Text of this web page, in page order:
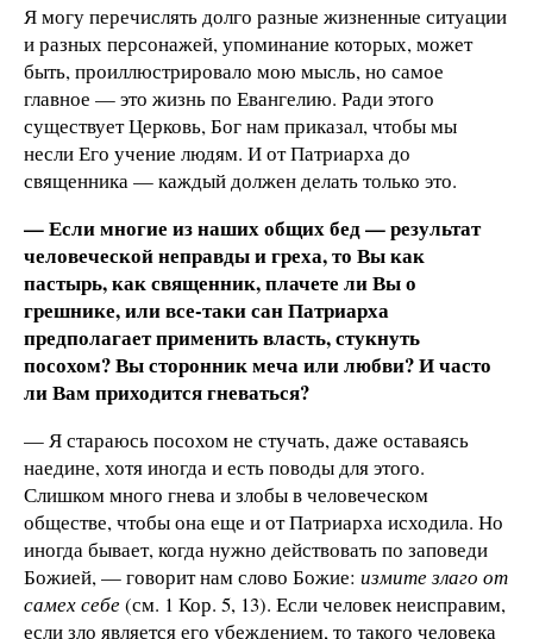
Я могу перечислять долго разные жизненные ситуации
и разных персонажей, упоминание которых, может
быть, проиллюстрировало мою мысль, но самое
главное — это жизнь по Евангелию. Ради этого
существует Церковь, Бог нам приказал, чтобы мы
несли Его учение людям. И от Патриарха до
священника — каждый должен делать только это.
— Если многие из наших общих бед — результат
человеческой неправды и греха, то Вы как
пастырь, как священник, плачете ли Вы о
грешнике, или все-таки сан Патриарха
предполагает применить власть, стукнуть
посохом? Вы сторонник меча или любви? И часто
ли Вам приходится гневаться?
— Я стараюсь посохом не стучать, даже оставаясь
наедине, хотя иногда и есть поводы для этого.
Слишком много гнева и злобы в человеческом
обществе, чтобы она еще и от Патриарха исходила. Но
иногда бывает, когда нужно действовать по заповеди
Божией, — говорит нам слово Божие: измите злаго от
самех себе(см. 1 Кор. 5, 13). Если человек неисправим,
если зло является его убеждением, то такого человека